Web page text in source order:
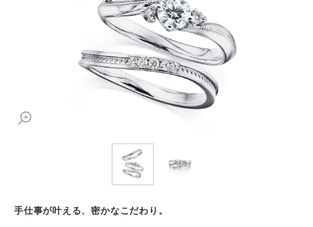
手仕事が叶える、密かなこだわり。